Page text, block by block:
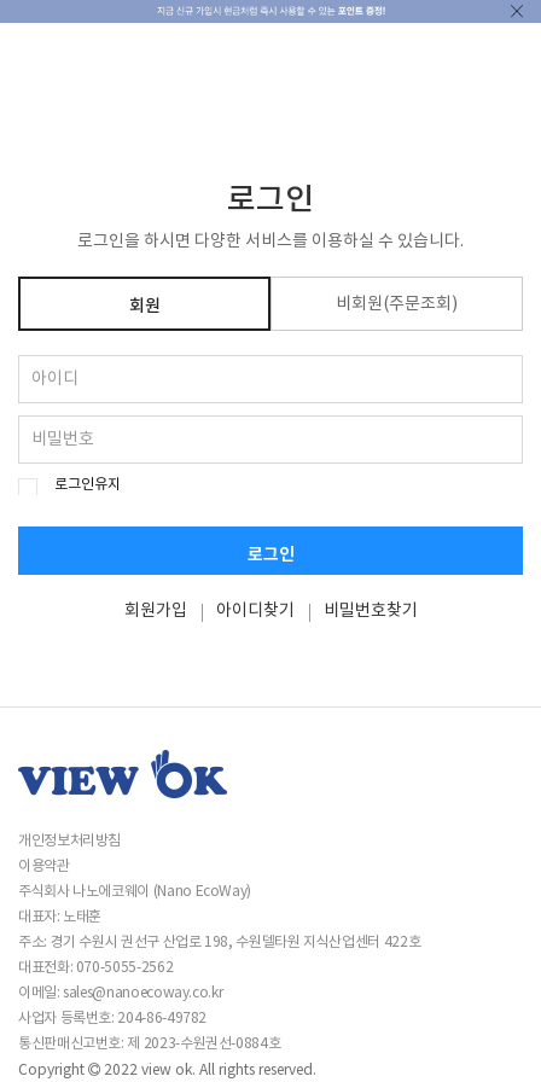
로그인
로그인을 하시면 다양한 서비스를 이용하실 수 있습니다.
회원 비회원(주문조회)
로그인유지
로그인
회원가입 아이디찾기 비밀번호찾기
개인정보처리방침
이용약관
주식회사 나노에코웨이 (Nano EcoWay)
대표자: 노태훈
주소: 경기 수원시 권선구 산업로 198, 수원델타원 지식산업센터 422호
대표전화: 070-5055-2562
이메일: sales@nanoecoway.co.kr
사업자 등록번호: 204-86-49782
통신판매신고번호: 제 2023-수원권선-0884호
Copyright
2022 view ok. All rights reserved.